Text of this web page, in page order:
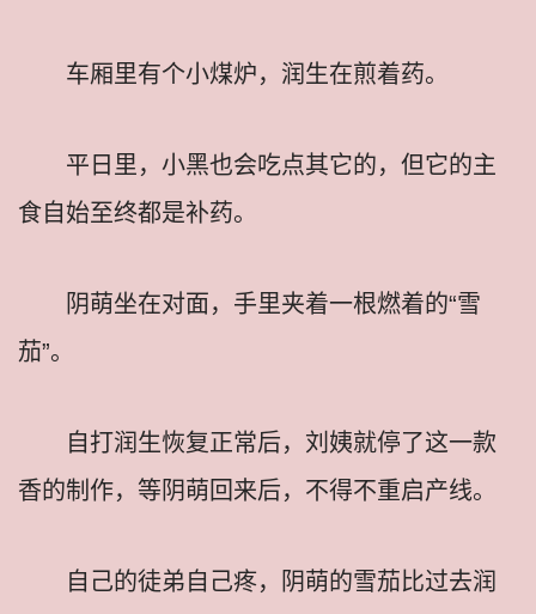
车厢里有个小煤炉，润生在煎着药。
平日里，小黑也会吃点其它的，但它的主
食自始至终都是补药。
阴萌坐在对面，手里夹着一根燃着的“雪
茄”。
自打润生恢复正常后，刘姨就停了这一款
香的制作，等阴萌回来后，不得不重启产线。
自己的徒弟自己疼，阴萌的雪茄比过去润